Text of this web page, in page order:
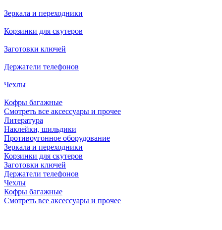
Зеркала и переходники
Корзинки для скутеров
Заготовки ключей
Держатели телефонов
Чехлы
Кофры багажные
Смотреть все аксессуары и прочее
Литература
Наклейки, шильдики
Противоугонное оборудование
Зеркала и переходники
Корзинки для скутеров
Заготовки ключей
Держатели телефонов
Чехлы
Кофры багажные
Смотреть все аксессуары и прочее